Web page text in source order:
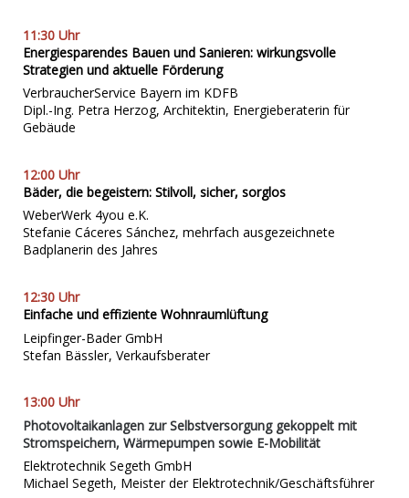
11:30 Uhr
Energiesparendes Bauen und Sanieren: wirkungsvolle
Strategien und aktuelle Förderung
VerbraucherService Bayern im KDFB
Dipl.-Ing. Petra Herzog, Architektin, Energieberaterin für
Gebäude
12:00 Uhr
Bäder, die begeistern: Stilvoll, sicher, sorglos
WeberWerk 4you e.K.
Stefanie Cáceres Sánchez, mehrfach ausgezeichnete
Badplanerin des Jahres
12:30 Uhr
Einfache und effiziente Wohnraumlüftung
Leipfinger-Bader GmbH
Stefan Bässler, Verkaufsberater
13:00 Uhr
Photovoltaikanlagen zur Selbstversorgung gekoppelt mit
Stromspeichern, Wärmepumpen sowie E-Mobilität
Elektrotechnik Segeth GmbH
Michael Segeth, Meister der Elektrotechnik/Geschäftsführer